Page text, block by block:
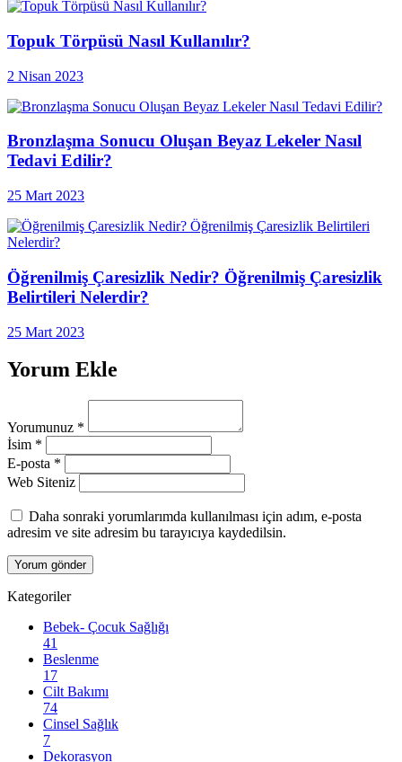
Topuk Törpüsü Nasıl Kullanılır?
2 Nisan 2023
Bronzlaşma Sonucu Oluşan Beyaz Lekeler Nasıl
Tedavi Edilir?
25 Mart 2023
Öğrenilmiş Çaresizlik Nedir? Öğrenilmiş Çaresizlik
Belirtileri Nelerdir?
25 Mart 2023
Yorum Ekle
Yorumunuz *
İsim *
E-posta *
Web Siteniz
Daha sonraki yorumlarımda kullanılması için adım, e-posta
adresim ve site adresim bu tarayıcıya kaydedilsin.
Kategoriler
Bebek- Çocuk Sağlığı
41
Beslenme
17
Cilt Bakımı
74
Cinsel Sağlık
7
Dekorasyon